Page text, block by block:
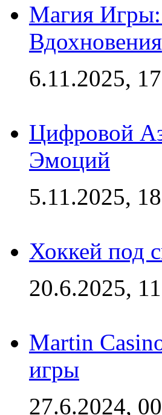
Магия Игры:
Вдохновения
6.11.2025,
Цифровой
Эмоций
5.11.2025,
Хоккей под
20.6.2025,
Martin
игры
27.6.2024,